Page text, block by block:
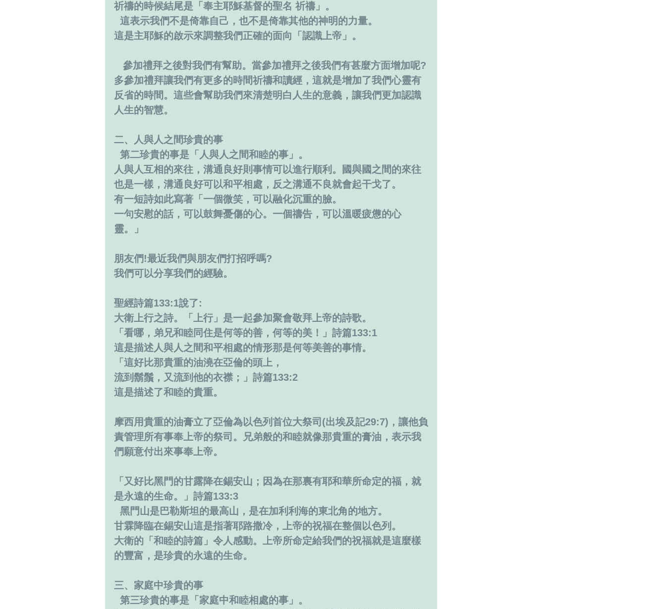
祈禱的時候結尾是「奉主耶穌基督的聖名 祈禱」。
  這表示我們不是倚靠自己，也不是倚靠其他的神明的力量。
這是主耶穌的啟示來調整我們正確的面向「認識上帝」。
   參加禮拜之後對我們有幫助。當參加禮拜之後我們有甚麼方面增加呢?
多參加禮拜讓我們有更多的時間祈禱和讀經，這就是增加了我們心靈有
反省的時間。這些會幫助我們來清楚明白人生的意義，讓我們更加認識
人生的智慧。
二、人與人之間珍貴的事
  第二珍貴的事是「人與人之間和睦的事」。
人與人互相的來往，溝通良好則事情可以進行順利。國與國之間的來往
也是一樣，溝通良好可以和平相處，反之溝通不良就會起干戈了。
有一短詩如此寫著「一個微笑，可以融化沉重的臉。
一句安慰的話，可以鼓舞憂傷的心。一個禱告，可以溫暖疲憊的心
靈。」
朋友們!最近我們與朋友們打招呼嗎?
我們可以分享我們的經驗。
聖經詩篇133:1說了:
大衛上行之詩。「上行」是一起參加聚會敬拜上帝的詩歌。
「看哪，弟兄和睦同住是何等的善，何等的美！」詩篇133:1
這是描述人與人之間和平相處的情形那是何等美善的事情。
「這好比那貴重的油澆在亞倫的頭上，
流到鬍鬚，又流到他的衣襟；」詩篇133:2
這是描述了和睦的貴重。
摩西用貴重的油膏立了亞倫為以色列首位大祭司(出埃及記29:7)，讓他負
責管理所有事奉上帝的祭司。兄弟般的和睦就像那貴重的膏油，表示我
們願意付出來事奉上帝。
「又好比黑門的甘露降在錫安山；因為在那裏有耶和華所命定的福，就
是永遠的生命。」詩篇133:3
  黑門山是巴勒斯坦的最高山，是在加利利海的東北角的地方。
甘霖降臨在錫安山這是指著耶路撒冷，上帝的祝福在整個以色列。
大衛的「和睦的詩篇」令人感動。上帝所命定給我們的祝福就是這麼樣
的豐富，是珍貴的永遠的生命。
三、家庭中珍貴的事
  第三珍貴的事是「家庭中和睦相處的事」。